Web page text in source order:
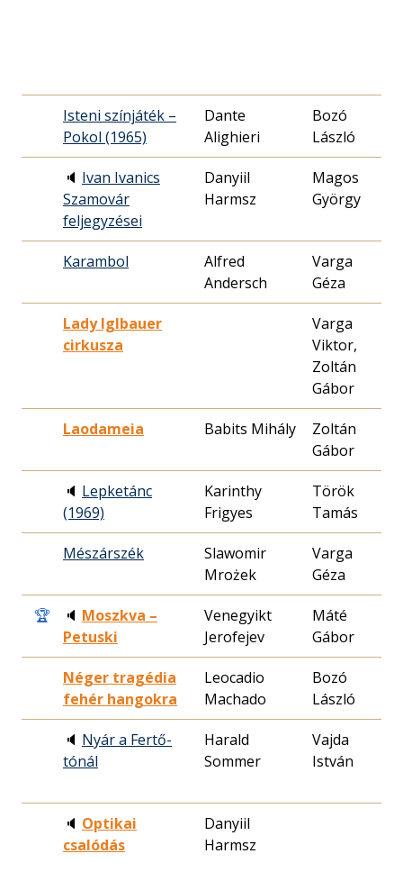
Isteni színjáték –
Pokol (1965)
Dante
Alighieri
Bozó
László
🔈 Ivan Ivanics
Szamovár
feljegyzései
Danyiil
Harmsz
Magos
György
Karambol
Alfred
Andersch
Varga
Géza
Lady Iglbauer
cirkusza
Varga
Viktor,
Zoltán
Gábor
Laodameia Babits Mihály
Zoltán
Gábor
🔈 Lepketánc
(1969)
Karinthy
Frigyes
Török
Tamás
Mészárszék
Slawomir
Mrożek
Varga
Géza
🏆 🔈 Moszkva –
Petuski
Venegyikt
Jerofejev
Máté
Gábor
Néger tragédia
fehér hangokra
Leocadio
Machado
Bozó
László
🔈 Nyár a Fertő-
tónál
Harald
Sommer
Vajda
István
🔈 Optikai
csalódás
Danyiil
Harmsz